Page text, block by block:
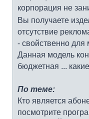
корпорация не
Вы получаете
отсутствие
- свойственно для
Данная модель
бюджетная ...
По теме:
Кто является
посмотрите